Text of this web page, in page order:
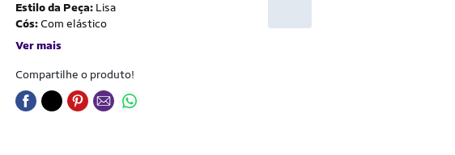
Estilo da Peça: Lisa
Cós: Com elástico
Ver mais
Compartilhe o produto!